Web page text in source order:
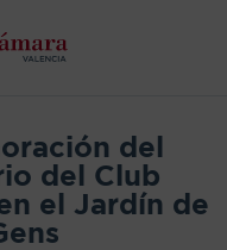
del
del Club
el Jardín de